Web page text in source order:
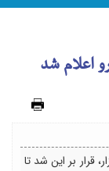
اعلام شد
قرار بر این شد تا